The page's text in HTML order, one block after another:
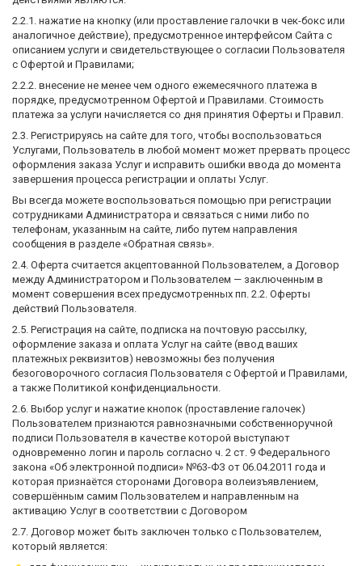
2.2.1. нажатие на кнопку (или проставление галочки в чек-бокс или
аналогичное действие), предусмотренное интерфейсом Сайта с
описанием услуги и свидетельствующее о согласии Пользователя
с Офертой и Правилами;
2.2.2. внесение не менее чем одного ежемесячного платежа в
порядке, предусмотренном Офертой и Правилами. Стоимость
платежа за услуги начисляется со дня принятия Оферты и Правил.
2.3. Регистрируясь на сайте для того, чтобы воспользоваться
Услугами, Пользователь в любой момент может прервать процесс
оформления заказа Услуг и исправить ошибки ввода до момента
завершения процесса регистрации и оплаты Услуг.
Вы всегда можете воспользоваться помощью при регистрации
сотрудниками Администратора и связаться с ними либо по
телефонам, указанным на сайте, либо путем направления
сообщения в разделе «Обратная связь».
2.4. Оферта считается акцептованной Пользователем, а Договор
между Администратором и Пользователем — заключенным в
момент совершения всех предусмотренных пп. 2.2. Оферты
действий Пользователя.
2.5. Регистрация на сайте, подписка на почтовую рассылку,
оформление заказа и оплата Услуг на сайте (ввод ваших
платежных реквизитов) невозможны без получения
безоговорочного согласия Пользователя с Офертой и Правилами,
а также Политикой конфиденциальности.
2.6. Выбор услуг и нажатие кнопок (проставление галочек)
Пользователем признаются равнозначными собственноручной
подписи Пользователя в качестве которой выступают
одновременно логин и пароль согласно ч. 2 ст. 9 Федерального
закона «Об электронной подписи» №63-ФЗ от 06.04.2011 года и
которая признаётся сторонами Договора волеизъявлением,
совершённым самим Пользователем и направленным на
активацию Услуг в соответствии с Договором
2.7. Договор может быть заключен только с Пользователем,
который является: